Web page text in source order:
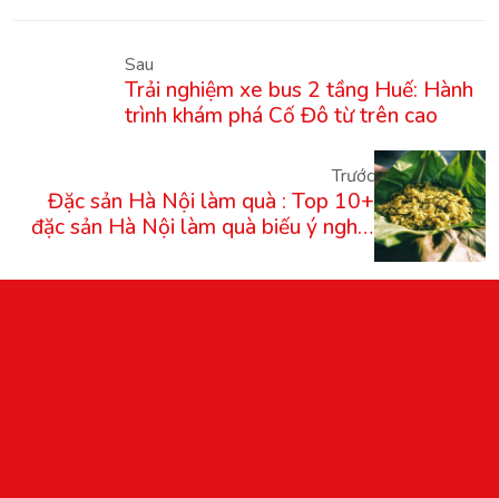
Sau
Trải nghiệm xe bus 2 tầng Huế: Hành
trình khám phá Cố Đô từ trên cao
Trước
Đặc sản Hà Nội làm quà : Top 10+
đặc sản Hà Nội làm quà biếu ý nghĩa